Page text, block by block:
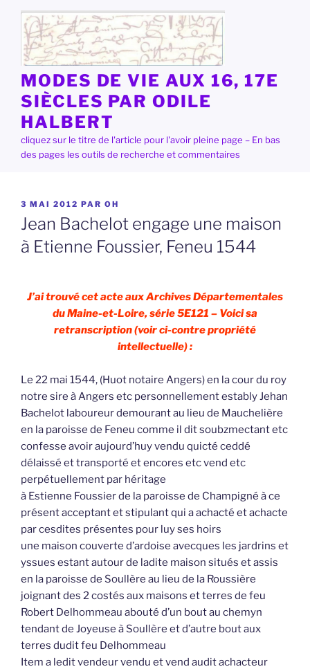
contenu
principal
MODES DE VIE AUX 16, 17E
SIÈCLES PAR ODILE
HALBERT
cliquez sur le titre de l'article pour l'avoir pleine page – En bas
des pages les outils de recherche et commentaires
PUBLIÉ
LE
3 MAI 2012 PAR OH
Jean Bachelot engage une maison
à Etienne Foussier, Feneu 1544
J’ai trouvé cet acte aux Archives Départementales
du Maine-et-Loire, série 5E121 – Voici sa
retranscription (voir ci-contre propriété
intellectuelle) :
Le 22 mai 1544, (Huot notaire Angers) en la cour du roy
notre sire à Angers etc personnellement estably Jehan
Bachelot laboureur demourant au lieu de Mauchelière
en la paroisse de Feneu comme il dit soubzmectant etc
confesse avoir aujourd’huy vendu quicté ceddé
délaissé et transporté et encores etc vend etc
perpétuellement par héritage
à Estienne Foussier de la paroisse de Champigné à ce
présent acceptant et stipulant qui a achacté et achacte
par cesdites présentes pour luy ses hoirs
une maison couverte d’ardoise avecques les jardrins et
yssues estant autour de ladite maison situés et assis
en la paroisse de Soullère au lieu de la Roussière
joignant des 2 costés aux maisons et terres de feu
Robert Delhommeau abouté d’un bout au chemyn
tendant de Joyeuse à Soullère et d’autre bout aux
terres dudit feu Delhommeau
Item a ledit vendeur vendu et vend audit achacteur